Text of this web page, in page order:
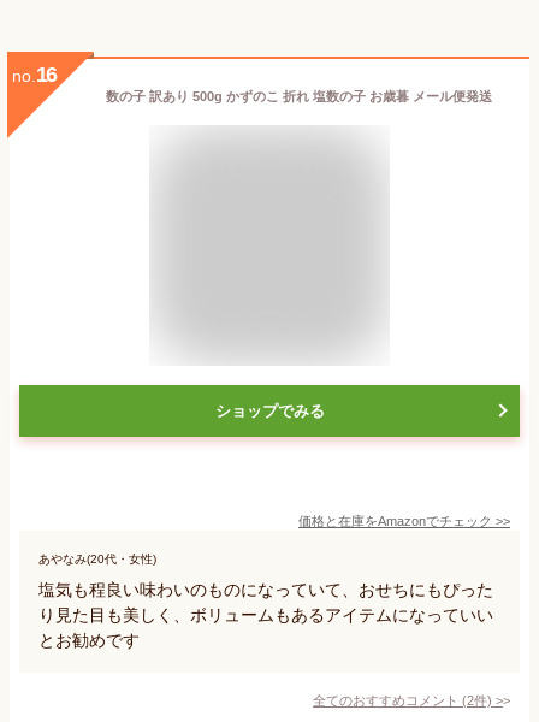
no. 16
数の子 訳あり 500g かずのこ 折れ 塩数の子 お歳暮 メール便発送
ショップでみる
価格と在庫をAmazonでチェック >>
あやなみ(20代・女性)
塩気も程良い味わいのものになっていて、おせちにもぴった
り見た目も美しく、ボリュームもあるアイテムになっていい
とお勧めです
全てのおすすめコメント (2件) >